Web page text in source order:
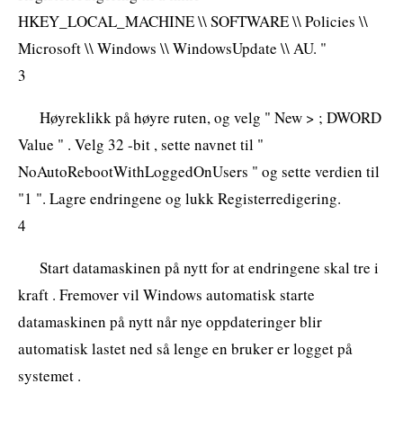
HKEY_LOCAL_MACHINE \\ SOFTWARE \\ Policies \\
Microsoft \\ Windows \\ WindowsUpdate \\ AU. "
3
Høyreklikk på høyre ruten, og velg " New > ; DWORD
Value " . Velg 32 -bit , sette navnet til "
NoAutoRebootWithLoggedOnUsers " og sette verdien til
"1 ". Lagre endringene og lukk Registerredigering.
4
Start datamaskinen på nytt for at endringene skal tre i
kraft . Fremover vil Windows automatisk starte
datamaskinen på nytt når nye oppdateringer blir
automatisk lastet ned så lenge en bruker er logget på
systemet .